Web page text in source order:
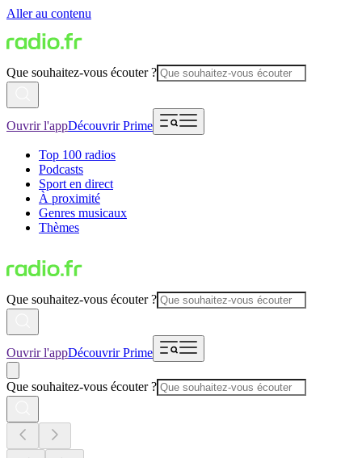
Aller au contenu
Que souhaitez-vous écouter ?
Ouvrir l'appDécouvrir Prime
Top 100 radios
Podcasts
Sport en direct
À proximité
Genres musicaux
Thèmes
Que souhaitez-vous écouter ?
Ouvrir l'appDécouvrir Prime
Que souhaitez-vous écouter ?